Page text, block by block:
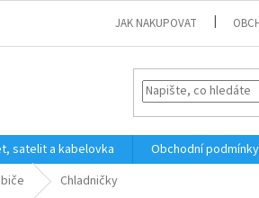
JAK NAKUPOVAT
satelit a kabelovka Obchodní podmínky
Chladničky